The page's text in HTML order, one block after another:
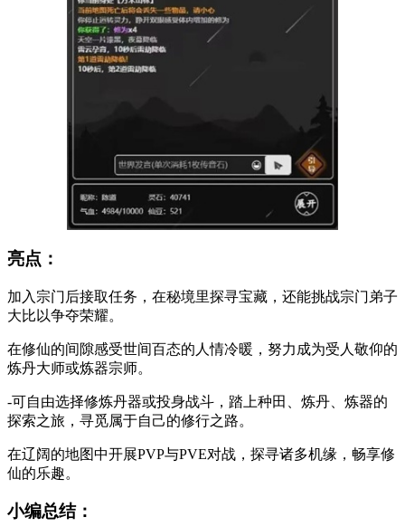
亮点：
加入宗门后接取任务，在秘境里探寻宝藏，还能挑战宗门弟子
大比以争夺荣耀。
在修仙的间隙感受世间百态的人情冷暖，努力成为受人敬仰的
炼丹大师或炼器宗师。
-可自由选择修炼丹器或投身战斗，踏上种田、炼丹、炼器的
探索之旅，寻觅属于自己的修行之路。
在辽阔的地图中开展PVP与PVE对战，探寻诸多机缘，畅享修
仙的乐趣。
小编总结：